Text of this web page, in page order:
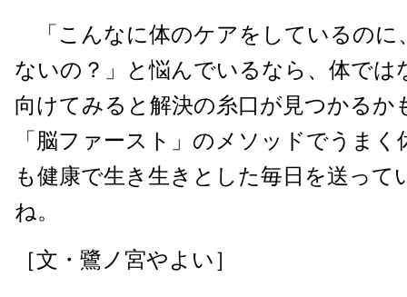
「こんなに体のケアをしているのに
ないの？」と悩んでいるなら、体では
向けてみると解決の糸口が見つかるか
「脳ファースト」のメソッドでうま
も健康で生き生きとした毎日を送って
ね。
［文・鷺ノ宮やよい］